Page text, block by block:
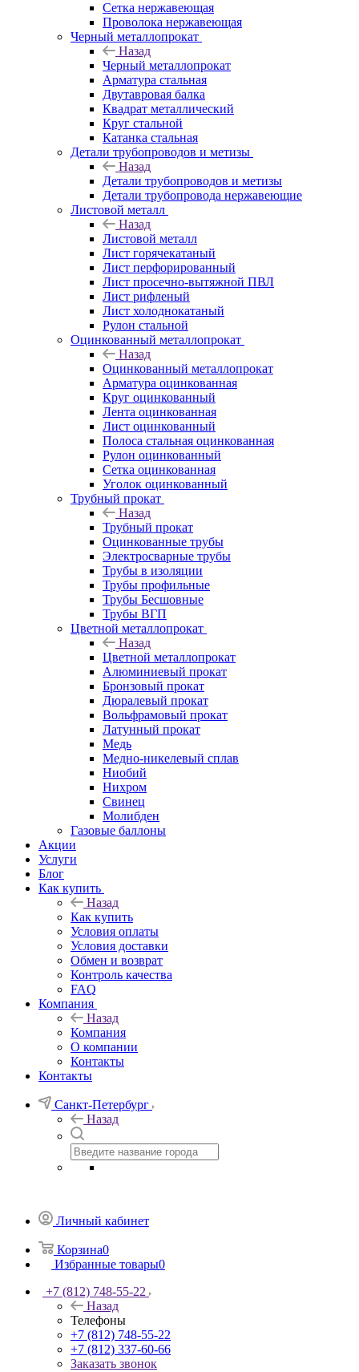
Сетка нержавеющая
Проволока нержавеющая
Черный металлопрокат
Назад
Черный металлопрокат
Арматура стальная
Двутавровая балка
Квадрат металлический
Круг стальной
Катанка стальная
Детали трубопроводов и метизы
Назад
Детали трубопроводов и метизы
Детали трубопровода нержавеющие
Листовой металл
Назад
Листовой металл
Лист горячекатаный
Лист перфорированный
Лист просечно-вытяжной ПВЛ
Лист рифленый
Лист холоднокатаный
Рулон стальной
Оцинкованный металлопрокат
Назад
Оцинкованный металлопрокат
Арматура оцинкованная
Круг оцинкованный
Лента оцинкованная
Лист оцинкованный
Полоса стальная оцинкованная
Рулон оцинкованный
Сетка оцинкованная
Уголок оцинкованный
Трубный прокат
Назад
Трубный прокат
Оцинкованные трубы
Электросварные трубы
Трубы в изоляции
Трубы профильные
Трубы Бесшовные
Трубы ВГП
Цветной металлопрокат
Назад
Цветной металлопрокат
Алюминиевый прокат
Бронзовый прокат
Дюралевый прокат
Вольфрамовый прокат
Латунный прокат
Медь
Медно-никелевый сплав
Ниобий
Нихром
Свинец
Молибден
Газовые баллоны
Акции
Услуги
Блог
Как купить
Назад
Как купить
Условия оплаты
Условия доставки
Обмен и возврат
Контроль качества
FAQ
Компания
Назад
Компания
О компании
Контакты
Контакты
Санкт-Петербург
Назад
Личный кабинет
Корзина0
Избранные товары0
+7 (812) 748-55-22
Назад
Телефоны
+7 (812) 748-55-22
+7 (812) 337-60-66
Заказать звонок